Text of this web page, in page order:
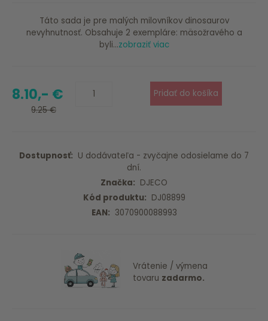
Táto sada je pre malých milovníkov dinosaurov
nevyhnutnosť. Obsahuje 2 exempláre: mäsožravého a
byli...zobraziť viac
8.10,- €
9.25 €
Dostupnosť: U dodávateľa - zvyčajne odosielame do 7
dní.
Značka: DJECO
Kód produktu: DJ08899
EAN: 3070900088993
Vrátenie / výmena
tovaru zadarmo.